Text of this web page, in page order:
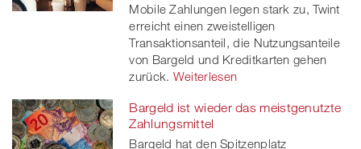
Mobile Zahlungen legen stark zu, Twint
erreicht einen zweistelligen
Transaktionsanteil, die Nutzungsanteile
von Bargeld und Kreditkarten gehen
zurück. Weiterlesen
Bargeld ist wieder das meistgenutzte
Zahlungsmittel
Bargeld hat den Spitzenplatz